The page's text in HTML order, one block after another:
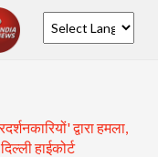
द्वारा हमला,
हाईकोर्ट